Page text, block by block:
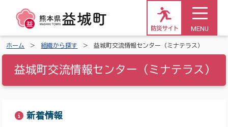
防災サイト MENU
ホーム 組織から探す 益城町交流情報センター（ミナテラス）
益城町交流情報センター（ミナテラス）
新着情報